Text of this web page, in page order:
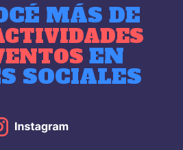
MÁS DE
EN
SOCIALES